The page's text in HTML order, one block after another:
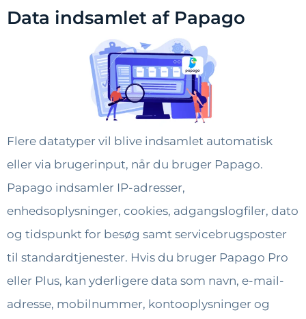
Data indsamlet af Papago
Flere datatyper vil blive indsamlet automatisk
eller via brugerinput, når du bruger Papago.
Papago indsamler IP-adresser,
enhedsoplysninger, cookies, adgangslogfiler, dato
og tidspunkt for besøg samt servicebrugsposter
til standardtjenester. Hvis du bruger Papago Pro
eller Plus, kan yderligere data som navn, e-mail-
adresse, mobilnummer, kontooplysninger og